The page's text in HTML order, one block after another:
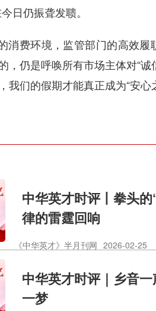
日仍振聋发聩。
消费环境，监管部门的高效
，仍是呼唤所有市场主体对“
我们的假期才能真正成为“安心
中华英才时评丨拳头
律的雷霆回响
《中华英才》半月刊网 2026-02-25
中华英才时评｜乡音
一梦